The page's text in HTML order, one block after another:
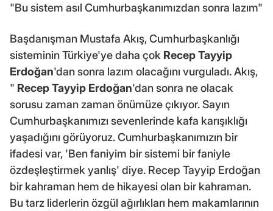
"Bu sistem asıl Cumhurbaşkanımızdan sonra lazım"
Başdanışman Mustafa Akış, Cumhurbaşkanlığı
sisteminin Türkiye'ye daha çok Recep Tayyip
Erdoğan'dan sonra lazım olacağını vurguladı. Akış,
" Recep Tayyip Erdoğan'dan sonra ne olacak
sorusu zaman zaman önümüze çıkıyor. Sayın
Cumhurbaşkanımızı sevenlerinde kafa karışıklığı
yaşadığını görüyoruz. Cumhurbaşkanımızın bir
ifadesi var, 'Ben faniyim bir sistemi bir faniyle
özdeşleştirmek yanlış' diye. Recep Tayyip Erdoğan
bir kahraman hem de hikayesi olan bir kahraman.
Bu tarz liderlerin özgül ağırlıkları hem makamlarının